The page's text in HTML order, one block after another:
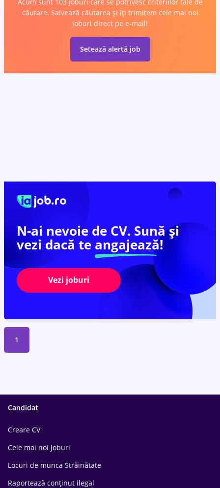
N-ai nevoie de CV. Sună și
vezi dacă te angajează!
Vezi joburi
căutare. Salvează căutarea și îți trimitem cele mai noi
joburi direct pe e-mail!
Setează alertă job
1
Candidat
Creare CV
Cele mai noi joburi
Locuri de munca Străinătate
Raportează conținut ilegal